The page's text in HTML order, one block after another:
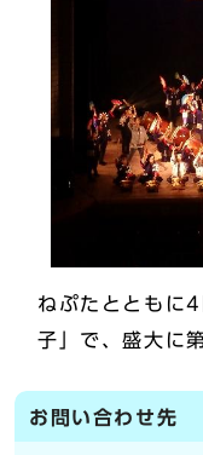
ねぷたとともに
子」で、盛大に
お問い合わせ先